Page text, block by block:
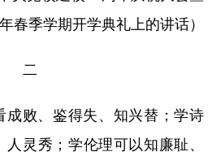
海南 重庆
春季学期开学典礼上的讲话）
二
败、鉴得失、知兴替；学诗
灵秀；学伦理可以知廉耻、